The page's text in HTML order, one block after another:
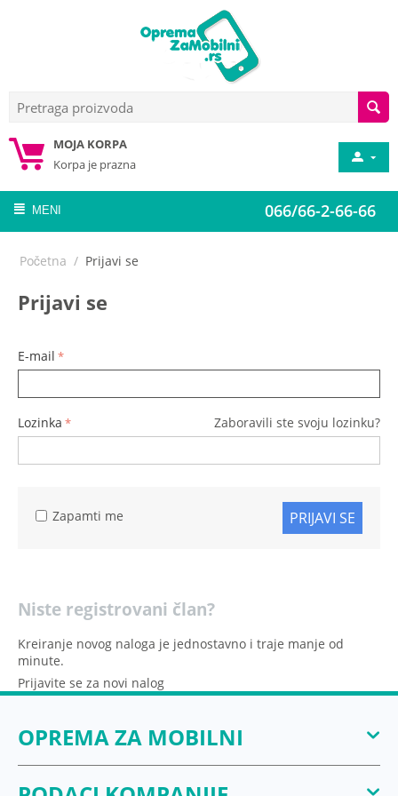
MOJA KORPA
Korpa je prazna
066/66-2-66-66
MENI
Početna / Prijavi se
Prijavi se
E-mail
Lozinka Zaboravili ste svoju lozinku?
PRIJAVI SE
Zapamti me
Niste registrovani član?
Kreiranje novog naloga je jednostavno i traje manje od
minute.
Prijavite se za novi nalog
OPREMA ZA MOBILNI